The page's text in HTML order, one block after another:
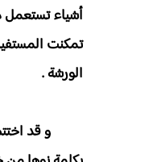
أشياء تستعمل
تمكنت
الورشة .
و قد اختتم